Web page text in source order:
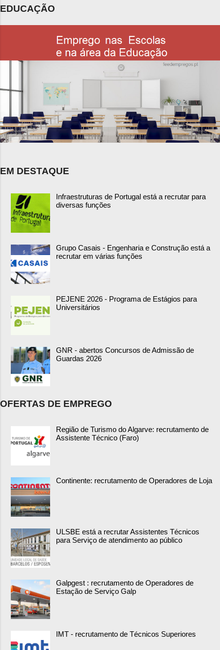
EDUCAÇÃO
EM DESTAQUE
Infraestruturas de Portugal está a recrutar para
diversas funções
Grupo Casais - Engenharia e Construção está a
recrutar em várias funções
PEJENE 2026 - Programa de Estágios para
Universitários
GNR - abertos Concursos de Admissão de
Guardas 2026
OFERTAS DE EMPREGO
Região de Turismo do Algarve: recrutamento de
Assistente Técnico (Faro)
Continente: recrutamento de Operadores de Loja
ULSBE está a recrutar Assistentes Técnicos
para Serviço de atendimento ao público
Galpgest : recrutamento de Operadores de
Estação de Serviço Galp
IMT - recrutamento de Técnicos Superiores